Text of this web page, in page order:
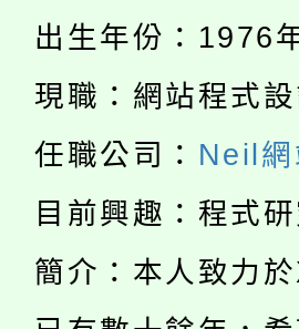
半價優惠，
者。
份教師增能
大溪自造教
份教師研習
淨零綠生活
會
公告本校
代理(課)教
告(尚有缺
「本色祭」
場熱烈登場!
徵才活動。
YOUNG桃
出生年份：1976
現職：網站程式
任職公司： Neil網
目前興趣：程式
簡介：本人致力